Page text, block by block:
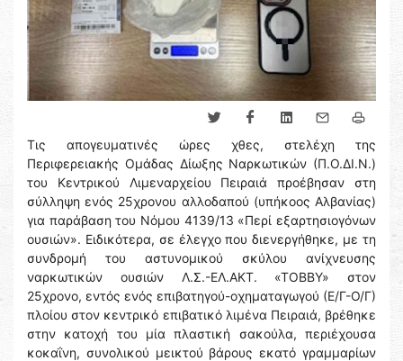
Τις απογευματινές ώρες χθες, στελέχη της
Περιφερειακής Ομάδας Δίωξης Ναρκωτικών (Π.Ο.ΔΙ.Ν.)
του Κεντρικού Λιμεναρχείου Πειραιά προέβησαν στη
σύλληψη ενός 25χρονου αλλοδαπού (υπήκοος Αλβανίας)
για παράβαση του Νόμου 4139/13 «Περί εξαρτησιογόνων
ουσιών». Ειδικότερα, σε έλεγχο που διενεργήθηκε, με τη
συνδρομή του αστυνομικού σκύλου ανίχνευσης
ναρκωτικών ουσιών Λ.Σ.-ΕΛ.ΑΚΤ. «ΤΟΒΒΥ» στον
25χρονο, εντός ενός επιβατηγού-οχηματαγωγού (Ε/Γ-Ο/Γ)
πλοίου στον κεντρικό επιβατικό λιμένα Πειραιά, βρέθηκε
στην κατοχή του μία πλαστική σακούλα, περιέχουσα
κοκαΐνη, συνολικού μεικτού βάρους εκατό γραμμαρίων